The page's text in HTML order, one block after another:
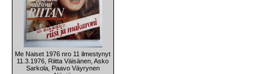
Me Naiset 1976 nro 11 ilmestynyt
11.3.1976, Riitta Väisänen, Asko
Sarkola, Paavo Väyrynen